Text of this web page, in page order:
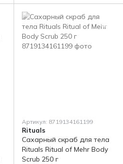
Артикул: 8719134161199
Rituals
Сахарный скраб для тела
Rituals Ritual of Mehr Body
Scrub 250 г